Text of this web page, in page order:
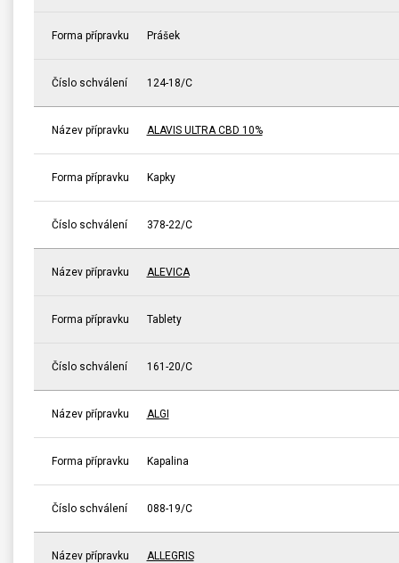
Forma přípravku Prášek
Číslo schválení 124-18/C
Název přípravku ALAVIS ULTRA CBD 10%
Forma přípravku Kapky
Číslo schválení 378-22/C
Název přípravku ALEVICA
Forma přípravku Tablety
Číslo schválení 161-20/C
Název přípravku ALGI
Forma přípravku Kapalina
Číslo schválení 088-19/C
Název přípravku ALLEGRIS